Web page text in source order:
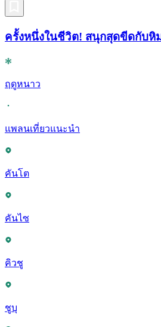
ครั้งหนึ่งในชีวิต! สนุกสุดขีดกับ
ฤดูหนาว
แพลนเที่ยวแนะนำ
คันโต
คันไซ
คิวชู
ชูบุ